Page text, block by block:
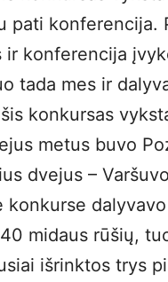
pati konferencija.
ir konferencija
tada mes ir
konkursas
metus buvo
dvejus –
konkurse
midaus rūšių,
išrinktos trys